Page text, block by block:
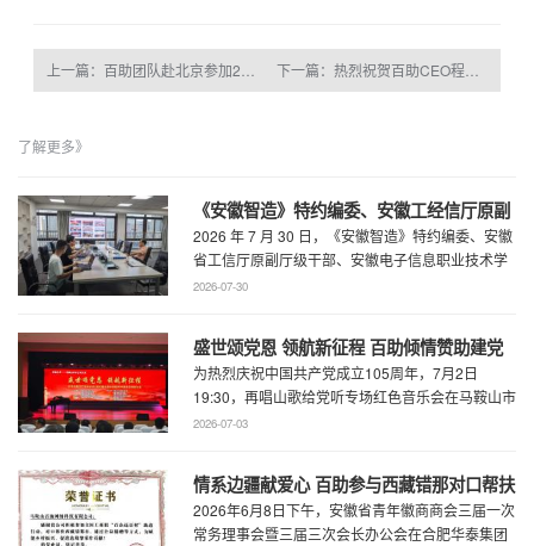
下一篇：热烈祝贺百助CEO程磊荣获安徽省五一劳动奖章
了解更多》
《安徽智造》特约编委、安徽工经信厅原副
厅级干部、安徽电子信息职业技术学院原党
委书记石象斌莅临百助考察交流
2026 年 7 月 30 日，《安徽智造》特约编委、安徽
省工信厅原副厅级干部、安徽电子信息职业技术学
院原党委书记石象斌莅临百助考 ...
2026-07-30
盛世颂党恩 领航新征程 百助倾情赞助建党
105周年文艺展演
为热烈庆祝中国共产党成立105周年，7月2日
19:30，再唱山歌给党听专场红色音乐会在马鞍山市
工人文化宫职工剧场精彩上演。本场音乐会由 ...
2026-07-03
情系边疆献爱心 百助参与西藏错那对口帮扶
行动
2026年6月8日下午，安徽省青年徽商商会三届一次
常务理事会暨三届三次会长办公会在合肥华泰集团